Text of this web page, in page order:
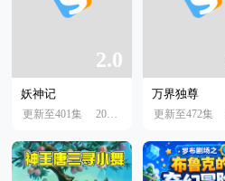
2.0
妖神记
更新至401集 2022年07月19日
万界独尊
更新至472集